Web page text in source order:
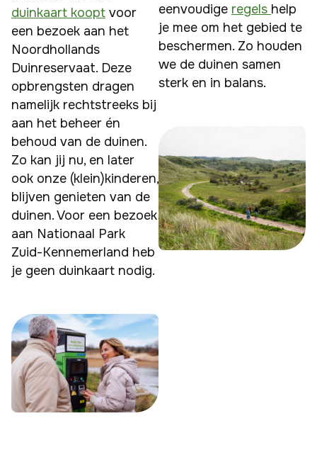
duinkaart koopt voor
een bezoek aan het
Noordhollands
Duinreservaat. Deze
opbrengsten dragen
namelijk rechtstreeks bij
aan het beheer én
behoud van de duinen.
Zo kan jij nu, en later
ook onze (klein)kinderen,
blijven genieten van de
duinen. Voor een bezoek
aan Nationaal Park
Zuid-Kennemerland heb
je geen duinkaart nodig.
eenvoudige regels help
je mee om het gebied te
beschermen. Zo houden
we de duinen samen
sterk en in balans.